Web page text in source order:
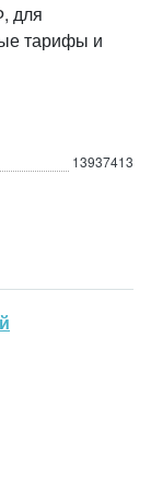
для
тарифы и
13937413